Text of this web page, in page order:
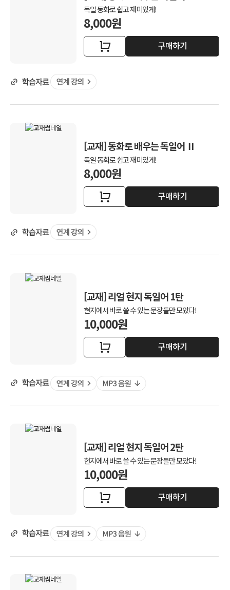
독일 동화로 쉽고 재미있게!
8,000원
구매하기
[교재] 동화로 배우는 독일어 Ⅱ
독일 동화로 쉽고 재미있게!
8,000원
구매하기
[교재] 리얼 현지 독일어 1탄
현지에서 바로 쓸 수 있는 문장들만 모았다!
10,000원
구매하기
[교재] 리얼 현지 독일어 2탄
현지에서 바로 쓸 수 있는 문장들만 모았다!
10,000원
구매하기